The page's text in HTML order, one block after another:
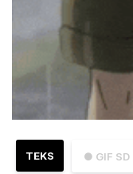
● GIF SD
TEKS